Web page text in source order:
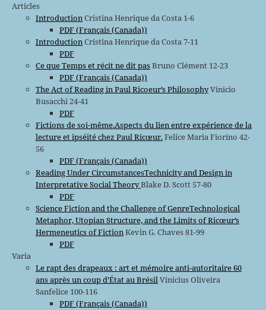
Articles
IntroductionCristina Henrique da Costa 1-6
PDF (Français (Canada))
IntroductionCristina Henrique da Costa 7-11
PDF
Ce que Temps et récit ne dit pasBruno Clément 12-23
PDF (Français (Canada))
The Act of Reading in Paul Ricoeur’s PhilosophyVinicio
Busacchi 24-41
PDF
Fictions de soi-même.Aspects du lien entre expérience de la
lecture et ipséité chez Paul Ricœur.Felice Maria Fiorino 42-
56
PDF (Français (Canada))
Reading Under CircumstancesTechnicity and Design in
Interpretative Social TheoryBlake D. Scott 57-80
PDF
Science Fiction and the Challenge of GenreTechnological
Metaphor, Utopian Structure, and the Limits of Ricœur’s
Hermeneutics of FictionKevin G. Chaves 81-99
PDF
Varia
Le rapt des drapeaux : art et mémoire anti-autoritaire 60
ans après un coup d’État au BrésilVinicius Oliveira
Sanfelice 100-116
PDF (Français (Canada))